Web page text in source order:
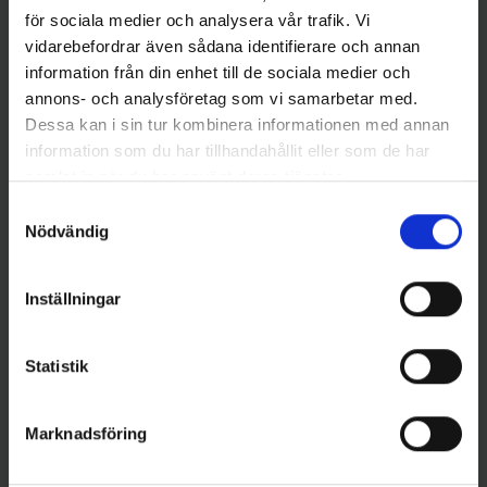
för sociala medier och analysera vår trafik. Vi
vidarebefordrar även sådana identifierare och annan
information från din enhet till de sociala medier och
annons- och analysföretag som vi samarbetar med.
Dessa kan i sin tur kombinera informationen med annan
information som du har tillhandahållit eller som de har
samlat in när du har använt deras tjänster.
Nödvändig
Inställningar
Statistik
Marknadsföring
Westin Monster Vibe 65 gr -
Mieko Smolt 13gr - Red Star
16 andra produkter i samma kategori: